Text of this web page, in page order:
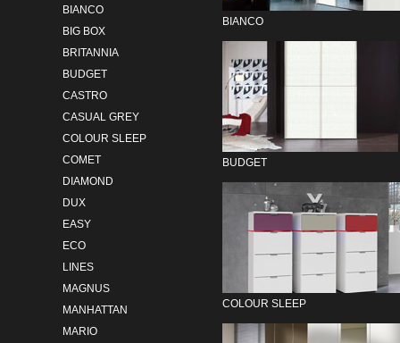
BIANCO
BIG BOX
BRITANNIA
BUDGET
CASTRO
CASUAL GREY
COLOUR SLEEP
COMET
DIAMOND
DUX
EASY
ECO
LINES
MAGNUS
MANHATTAN
MARIO
BIANCO
BUDGET
COLOUR SLEEP